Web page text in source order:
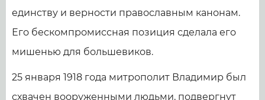
единству и верности православным канонам.
Его бескомпромиссная позиция сделала его
мишенью для большевиков.
25 января 1918 года митрополит Владимир был
схвачен вооруженными людьми, подвергнут